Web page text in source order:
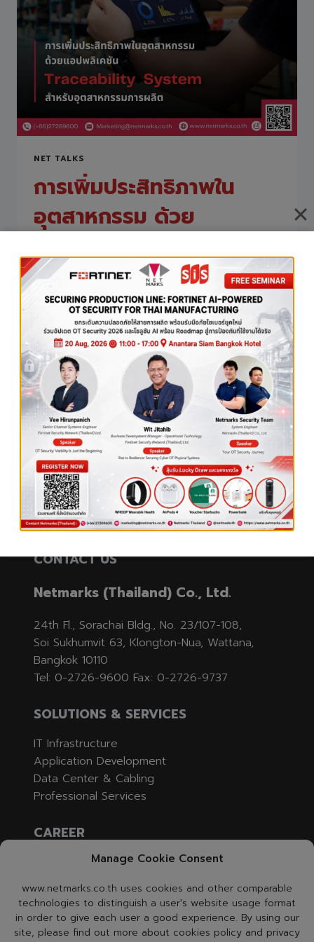
Manage Cookie Consent
www.netmarks.co.th uses cookies and other comparable
technologies to distinguish a user's website usage format
in order to give each user a good experience. By using our
site, please find out more about cookies policy and privacy
NET TALKS
การเพิ่มประสิทธิภาพใน
อุตสาหกรรม ด้วย
System สำหรับ
อุตสาหกรรมการผลิต
ปัจจุบัน ในอุตสาหกรรมการผลิตที่มีการผลิต ผลิตภัณฑ์
หลายอย่างและวัตถุดิบเป็นสิ่งสําคัญมากที่ต้องจัดการ
กับวัสดุ ซึ่งคุณสามารถติดตามปริมาณวัตถุดิบคุณภาพ
ของวัสดุในสต็อก, วัสดุที่เสียหาย, วัสดุที่ใช้และ
ผลิตภัณฑ์ขั้นสุดท้าย การติดตามขั้นตอนทั้งหมดนี้เป็น
งานที่ยากและต้องใช้เวลาและค่าใช้จ่ายมากขึ้นพร้อมกับ
กําลังคน เพื่อลดค่าใช้จ่ายเหล่านี้
READ MORE
ประสิทธิภาพ
อุตสาหกรรม
แอปพลิเคชัน TRACEABILITY
อุตสาหกรรม
ผลิต
CONTACT US
Netmarks (Thailand) Co., Ltd.
24th Fl., Sorachai Bldg., No. 23/107-108,
Soi Sukhumvit 63, Klongton-Nua, Wattana,
Bangkok 10110
Tel: 0-2726-9600 Fax: 0-2726-9737
SOLUTIONS & SERVICES
IT Infrastructure
Application Development
Data Center & Cabling
Professional Services
CAREER
Job Opening
CONTACT US